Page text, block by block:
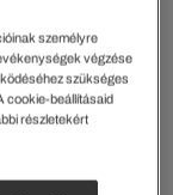
személyre
végzése
szükséges
cookie-beállításaid
részletekért